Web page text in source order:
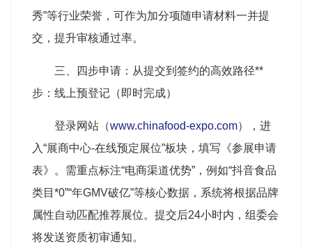
秀”等行业荣誉，可作为加分项随申请材料一并提
交，提升审核通过率。
三、四步申请：从提交到签约的高效路径**
步：线上预登记（即时完成）
登录网站（www.chinafood-expo.com），进
入“展商中心-在线预定展位”板块，填写《参展申请
表》。需重点标注“电商渠道优势”，例如“抖音食品
类目*0”“年GMV破亿”等核心数据，系统将根据品牌
属性自动匹配推荐展位。提交后24小时内，组委会
将发送资质初审通知。